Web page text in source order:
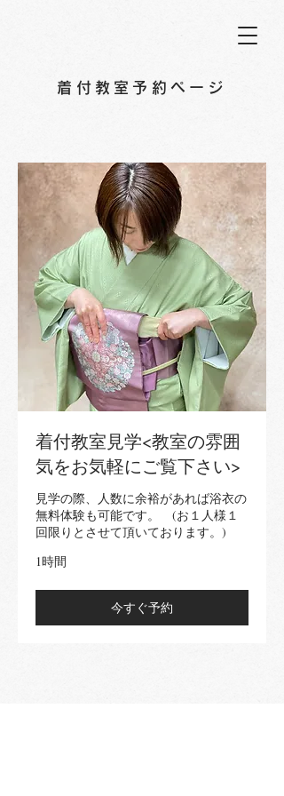
着付教室予約ページ
着付教室見学<教室の雰囲
気をお気軽にご覧下さい>
見学の際、人数に余裕があれば浴衣の
無料体験も可能です。 (お１人様１
回限りとさせて頂いております。)
1時間
今すぐ予約